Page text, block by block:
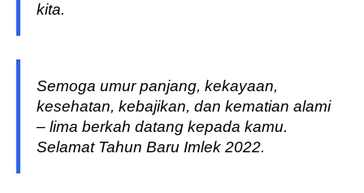
kita.
Semoga umur panjang, kekayaan,
kesehatan, kebajikan, dan kematian alami
– lima berkah datang kepada kamu.
Selamat Tahun Baru Imlek 2022.